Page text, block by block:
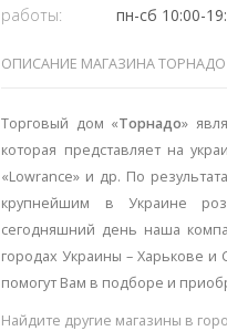
работы:
пн-сб 10:00-
ОПИСАНИЕ МАГАЗИНА ТОРНАДО
Торговый дом «Торнадо»
которая представляет на
«Lowrance» и др. По
крупнейшим в Украине
сегодняшний день наша
городах Украины – Харькове и
помогут Вам в подборе и
Найдите другие магазины в